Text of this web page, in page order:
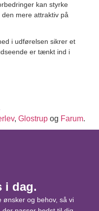
kan styrke
mere attraktiv på
i udførelsen sikrer et
er tænkt ind i
, Glostrup og Farum.
i dag.
og behov, så vi